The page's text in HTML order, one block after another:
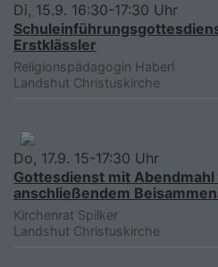
Di, 15.9. 16:30-17:30 Uhr
Erstklässler
Religionspädagogin Haberl
Landshut Christuskirche
Do, 17.9. 15-17:30 Uhr
Gottesdienst mit
anschließendem
Kirchenrat Spilker
Landshut Christuskirche